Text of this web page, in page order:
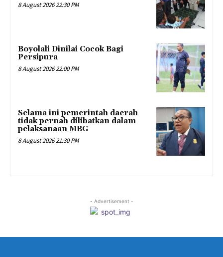
8 August 2026 22:30 PM
Boyolali Dinilai Cocok Bagi
Persipura
8 August 2026 22:00 PM
Selama ini pemerintah daerah
tidak pernah dilibatkan dalam
pelaksanaan MBG
8 August 2026 21:30 PM
- Advertisement -